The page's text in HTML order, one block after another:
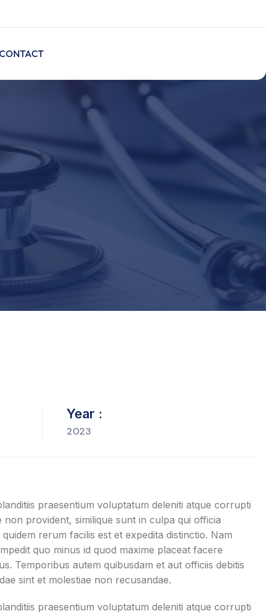
CONTACT
Year :
2023
praesentium voluptatum deleniti atque corrupti
provident, similique sunt in culpa qui officia
rerum facilis est et expedita distinctio. Nam
quo minus id quod maxime placeat facere
Temporibus autem quibusdam et aut officiis debitis
sint et molestiae non recusandae.
praesentium voluptatum deleniti atque corrupti